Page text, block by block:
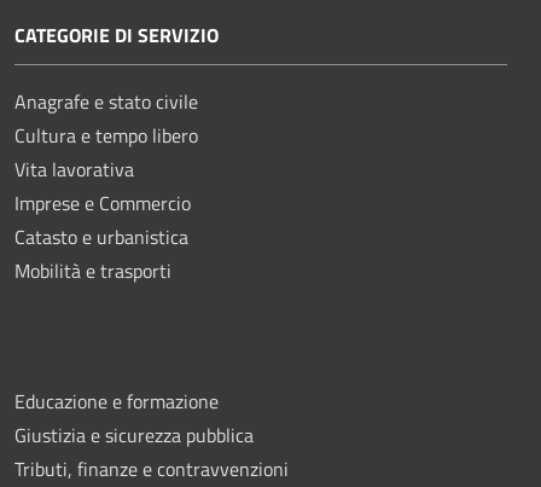
CATEGORIE DI SERVIZIO
Anagrafe e stato civile
Cultura e tempo libero
Vita lavorativa
Imprese e Commercio
Catasto e urbanistica
Mobilità e trasporti
Educazione e formazione
Giustizia e sicurezza pubblica
Tributi, finanze e contravvenzioni